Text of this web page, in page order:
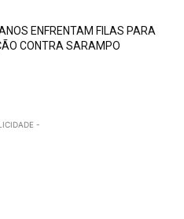
ENFRENTAM FILAS PARA
CONTRA SARAMPO
-